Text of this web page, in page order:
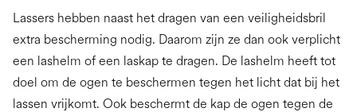
Lassers hebben naast het dragen van een veiligheidsbril
extra bescherming nodig. Daarom zijn ze dan ook verplicht
een lashelm of een laskap te dragen. De lashelm heeft tot
doel om de ogen te beschermen tegen het licht dat bij het
lassen vrijkomt. Ook beschermt de kap de ogen tegen de